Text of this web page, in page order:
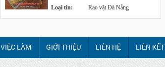
Loại tin:
Rao vặt Đà Nẵng
VIỆC LÀM GIỚI THIỆU LIÊN HỆ LIÊN KẾT